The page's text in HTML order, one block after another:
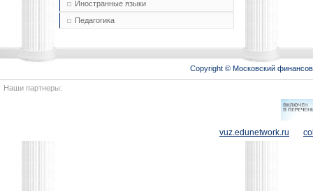
Иностранные языки
Педагогика
Copyright © Московский
Наши партнеры:
vuz.edunetwork.ru